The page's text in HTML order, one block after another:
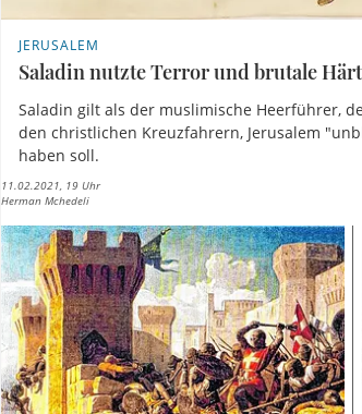
JERUSALEM
Saladin nutzte Terror und brutale
Saladin gilt als der muslimische Heerführer,
den christlichen Kreuzfahrern, Jerusalem
haben soll.
11.02.2021, 19 Uhr
Herman Mchedeli